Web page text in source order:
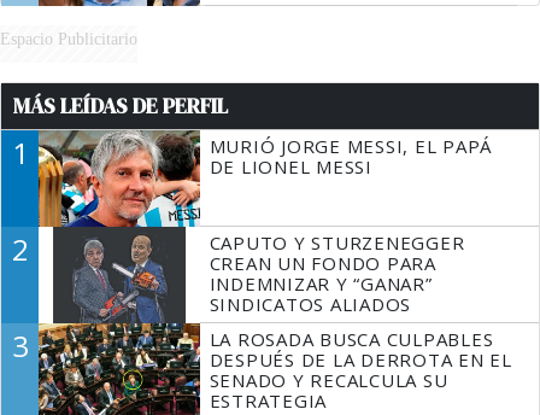
Espacio Publicitario
MÁS LEÍDAS DE PERFIL
1
MURIÓ JORGE MESSI, EL PAPÁ
DE LIONEL MESSI
2
CAPUTO Y STURZENEGGER
CREAN UN FONDO PARA
INDEMNIZAR Y “GANAR”
SINDICATOS ALIADOS
3
LA ROSADA BUSCA CULPABLES
DESPUÉS DE LA DERROTA EN EL
SENADO Y RECALCULA SU
ESTRATEGIA